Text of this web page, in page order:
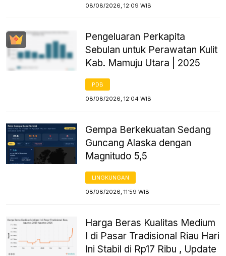
08/08/2026, 12:09 WIB
Pengeluaran Perkapita
Sebulan untuk Perawatan Kulit
Kab. Mamuju Utara | 2025
PDB
08/08/2026, 12:04 WIB
Gempa Berkekuatan Sedang
Guncang Alaska dengan
Magnitudo 5,5
LINGKUNGAN
08/08/2026, 11:59 WIB
Harga Beras Kualitas Medium
I di Pasar Tradisional Riau Hari
Ini Stabil di Rp17 Ribu , Update